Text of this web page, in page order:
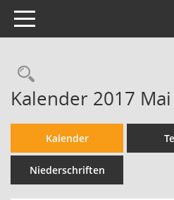
Toggle navigation
Kalender 2017 Mai
Kalender
Niederschriften